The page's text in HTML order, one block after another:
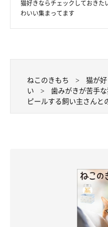
猫好きならチェックしておき
わいい集まってます
ねこのきもち 猫が好
い
歯みがきが苦手
ピールする飼い主さんと